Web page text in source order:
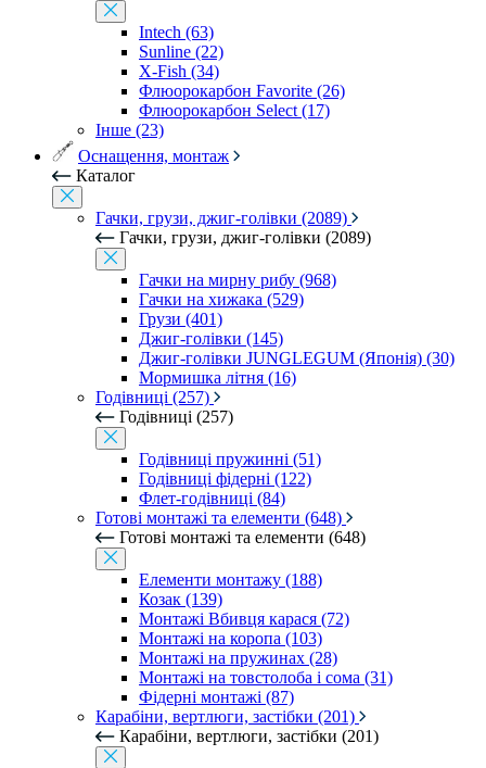
Intech (63)
Sunline (22)
X-Fish (34)
Флюорокарбон Favorite (26)
Флюорокарбон Select (17)
Інше (23)
Оснащення, монтаж
Каталог
Гачки, грузи, джиг-голівки (2089)
Гачки, грузи, джиг-голівки (2089)
Гачки на мирну рибу (968)
Гачки на хижака (529)
Грузи (401)
Джиг-голівки (145)
Джиг-голівки JUNGLEGUM (Японія) (30)
Мормишка літня (16)
Годівниці (257)
Годівниці (257)
Годівниці пружинні (51)
Годівниці фідерні (122)
Флет-годівниці (84)
Готові монтажі та елементи (648)
Готові монтажі та елементи (648)
Елементи монтажу (188)
Козак (139)
Монтажі Вбивця карася (72)
Монтажі на коропа (103)
Монтажі на пружинах (28)
Монтажі на товстолоба і сома (31)
Фідерні монтажі (87)
Карабіни, вертлюги, застібки (201)
Карабіни, вертлюги, застібки (201)